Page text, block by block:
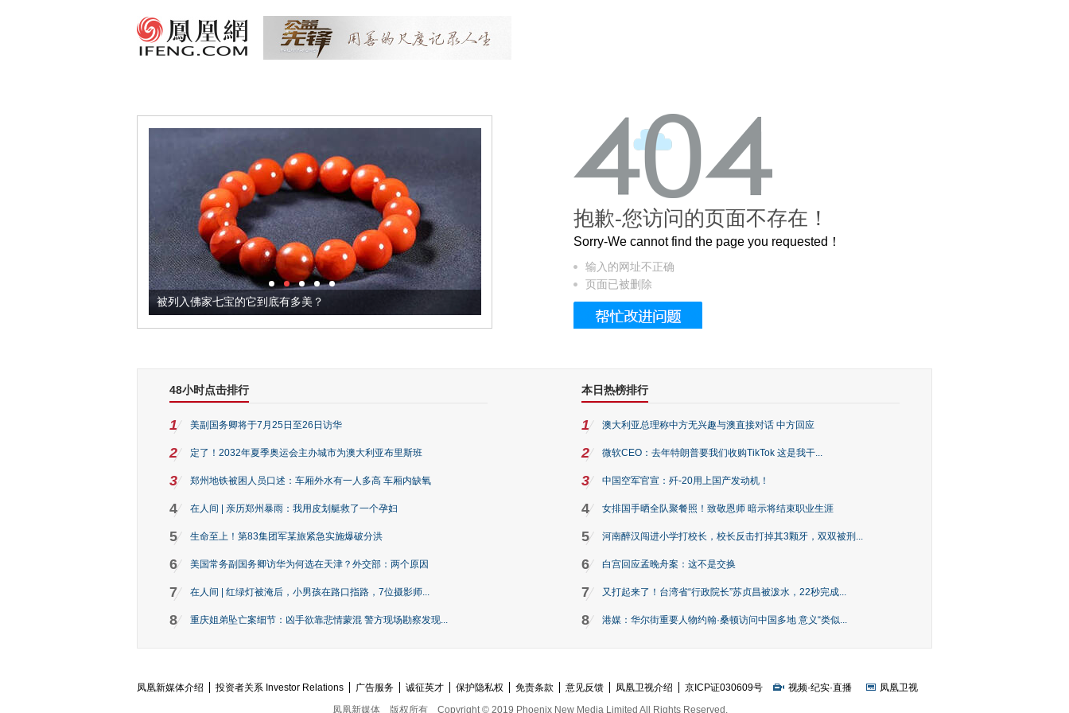
被列入佛家七宝的它到底有多美？ 这个3.2米的长卷，还原了600岁的紫禁城
抱歉-您访问的页面不存在！
Sorry-We cannot find the page you requested！
输入的网址不正确
页面已被删除
48小时点击排行
1 美副国务卿将于7月25日至26日访华
2 定了！2032年夏季奥运会主办城市为澳大利亚布里斯班
3 郑州地铁被困人员口述：车厢外水有一人多高 车厢内缺氧
4 在人间 | 亲历郑州暴雨：我用皮划艇救了一个孕妇
5 生命至上！第83集团军某旅紧急实施爆破分洪
6 美国常务副国务卿访华为何选在天津？外交部：两个原因
7 在人间 | 红绿灯被淹后，小男孩在路口指路，7位摄影师...
8 重庆姐弟坠亡案细节：凶手欲靠悲情蒙混 警方现场勘察发现...
本日热榜排行
1 澳大利亚总理称中方无兴趣与澳直接对话 中方回应
2 微软CEO：去年特朗普要我们收购TikTok 这是我干...
3 中国空军官宣：歼-20用上国产发动机！
4 女排国手晒全队聚餐照！致敬恩师 暗示将结束职业生涯
5 河南醉汉闯进小学打校长，校长反击打掉其3颗牙，双双被刑...
6 白宫回应孟晚舟案：这不是交换
7 又打起来了！台湾省“行政院长”苏贞昌被泼水，22秒完成...
8 港媒：华尔街重要人物约翰·桑顿访问中国多地 意义“类似...
凤凰新媒体介绍 投资者关系 Investor Relations 广告服务 诚征英才 保护隐私权 免责条款 意见反馈 凤凰卫视介绍 京ICP证030609号 视频·纪实·直播
凤凰卫视
凤凰新媒体
版权所有 Copyright © 2019 Phoenix New Media Limited All Rights Reserved.